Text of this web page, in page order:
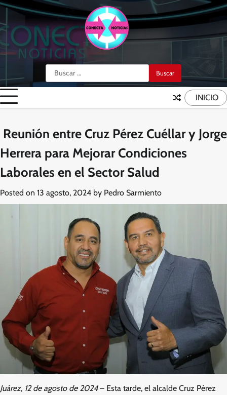
Skip
content
Buscar:
INICIO
Reunión entre Cruz Pérez Cuéllar y Jorge
Herrera para Mejorar Condiciones
Laborales en el Sector Salud
Posted on 13 agosto, 2024 by Pedro Sarmiento
Juárez, 12 de agosto de 2024– Esta tarde, el alcalde Cruz Pérez